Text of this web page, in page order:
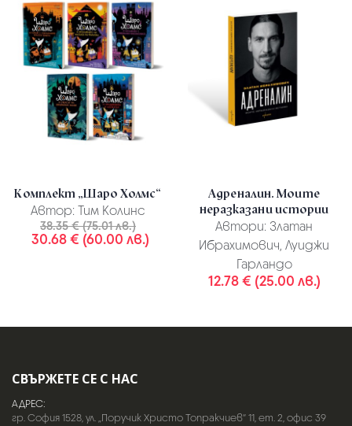
Комплект „Шаро Холмс“
Автор: Тим Колинс
38.35 € (75.01 лв.)
30.68 € (60.00 лв.)
Адреналин. Моите
неразказани истории
Автори: Златан
Ибрахимович, Луиджи
Гарландо
12.78 € (25.00 лв.)
СВЪРЖЕТЕ СЕ С НАС
АДРЕС:
гр. София 1528, ул. „Поручик Христо Топракчиев“ 11, ет. 2, офис 39